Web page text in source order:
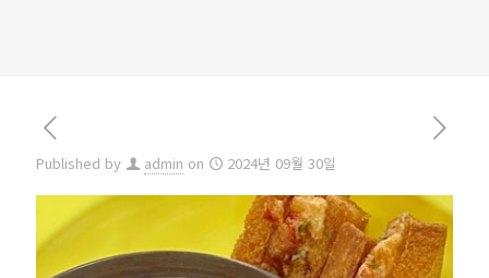
Published by admin on 2024년 09월 30일